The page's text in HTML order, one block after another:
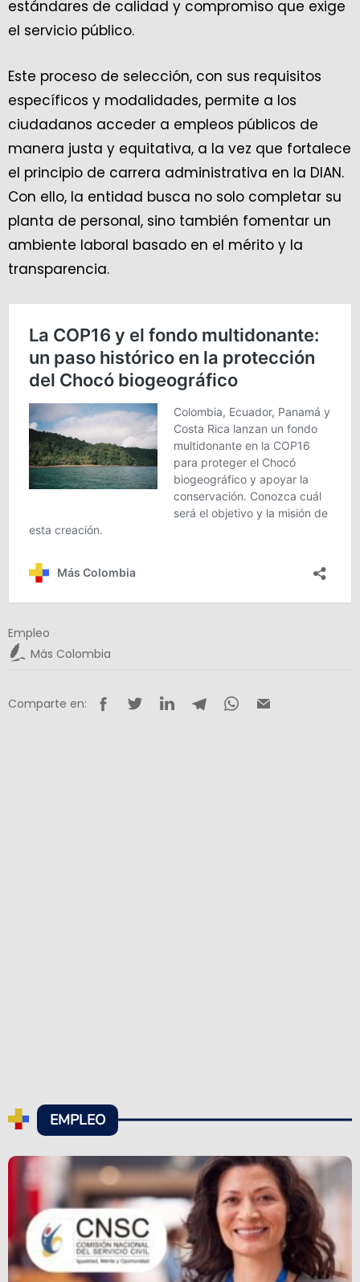
estándares de calidad y compromiso que exige
el servicio público.
Este proceso de selección, con sus requisitos
específicos y modalidades, permite a los
ciudadanos acceder a empleos públicos de
manera justa y equitativa, a la vez que fortalece
el principio de carrera administrativa en la DIAN.
Con ello, la entidad busca no solo completar su
planta de personal, sino también fomentar un
ambiente laboral basado en el mérito y la
transparencia.
Empleo
Más Colombia
Comparte en:
EMPLEO